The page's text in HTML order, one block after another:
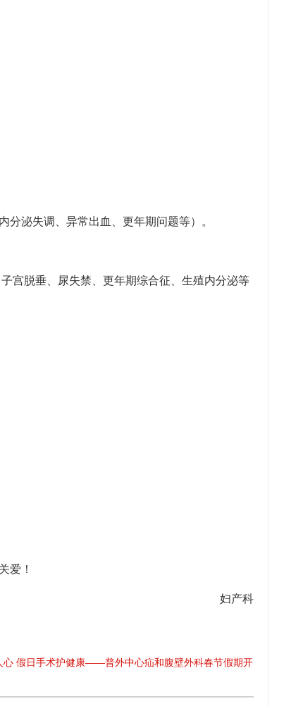
泌失调、异常出血、更年期问题等）。
脱垂、尿失禁、更年期综合征、生殖内分泌等
爱！
妇产科
心 假日手术护健康——普外中心疝和腹壁外科春节假期开